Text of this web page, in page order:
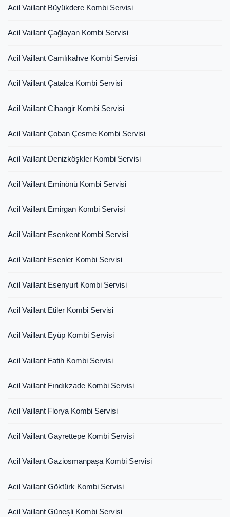
Acil Vaillant Büyükdere Kombi Servisi
Acil Vaillant Çağlayan Kombi Servisi
Acil Vaillant Camlıkahve Kombi Servisi
Acil Vaillant Çatalca Kombi Servisi
Acil Vaillant Cihangir Kombi Servisi
Acil Vaillant Çoban Çesme Kombi Servisi
Acil Vaillant Denizköşkler Kombi Servisi
Acil Vaillant Eminönü Kombi Servisi
Acil Vaillant Emirgan Kombi Servisi
Acil Vaillant Esenkent Kombi Servisi
Acil Vaillant Esenler Kombi Servisi
Acil Vaillant Esenyurt Kombi Servisi
Acil Vaillant Etiler Kombi Servisi
Acil Vaillant Eyüp Kombi Servisi
Acil Vaillant Fatih Kombi Servisi
Acil Vaillant Fındıkzade Kombi Servisi
Acil Vaillant Florya Kombi Servisi
Acil Vaillant Gayrettepe Kombi Servisi
Acil Vaillant Gaziosmanpaşa Kombi Servisi
Acil Vaillant Göktürk Kombi Servisi
Acil Vaillant Güneşli Kombi Servisi